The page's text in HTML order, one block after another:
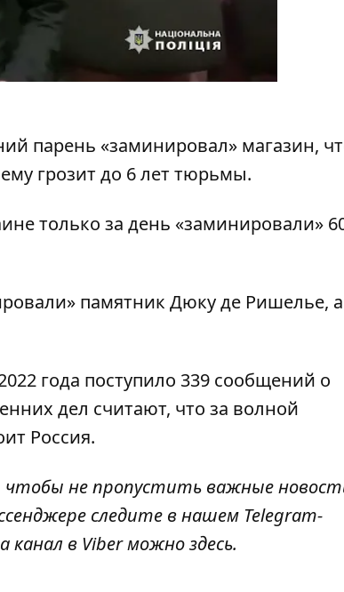
парень «заминировал» магазин,
грозит до 6 лет тюрьмы.
только за день «заминировали»
памятник Дюкуде Ришелье, а
года поступило 339 сообщений о
дел считают, что за волной
Россия.
чтобы не пропустить важные
следите в нашем Telegram-
канал в Viber можноздесь.